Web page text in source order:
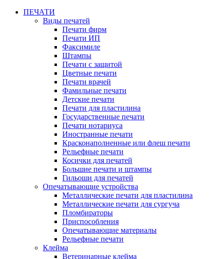
ПЕЧАТИ
Виды печатей
Печати фирм
Печати ИП
Факсимиле
Штампы
Печати с защитой
Цветные печати
Печати врачей
Фамильные печати
Детские печати
Печати для пластилина
Государственные печати
Печати нотариуса
Иностранные печати
Красконаполненные или флеш печати
Рельефные печати
Косички для печатей
Большие печати и штампы
Гильоши для печатей
Опечатывающие устройства
Металлические печати для пластилина
Металлические печати для сургуча
Пломбираторы
Приспособления
Опечатывающие материалы
Рельефные печати
Клейма
Ветеринарные клейма